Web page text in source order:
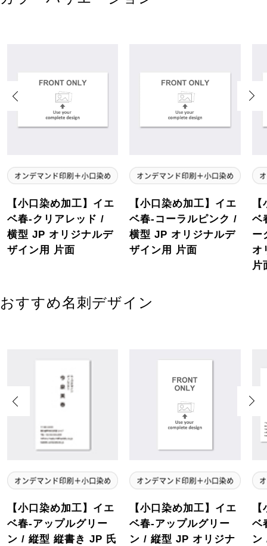
【小口染め加工】イエ
ベ春-クリアレッド /
横型 JP オリジナルデ
ザイン用 片面
【小口染め加工】イエ
ベ春-コーラルピンク /
横型 JP オリジナルデ
ザイン用 片面
ベ
ー
オ
片
Previous
おすすめ名刺デザイン
【小口染め加工】イエ
ベ春-アップルグリー
ン / 縦型 縦書き JP 氏
【小口染め加工】イエ
ベ春-アップルグリー
ン / 縦型 JP オリジナ
ベ
ン
Previous